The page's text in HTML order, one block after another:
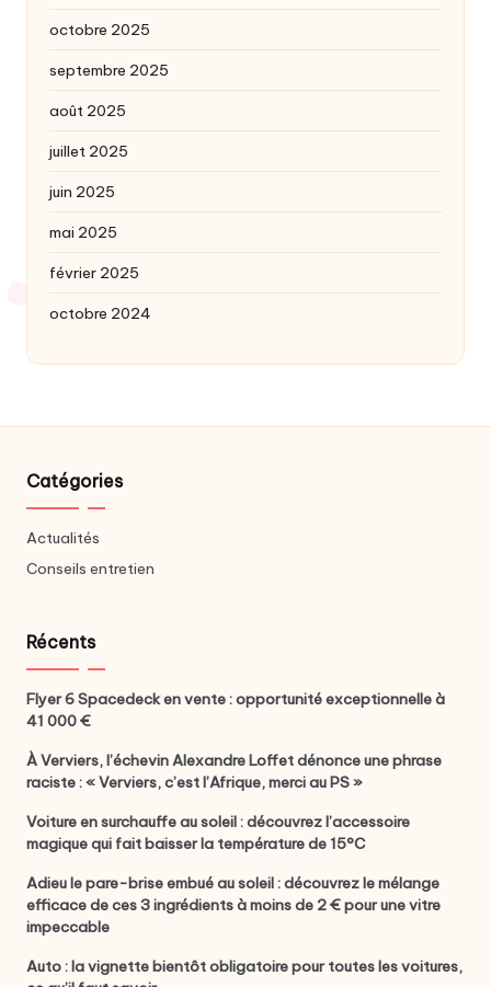
octobre 2025
septembre 2025
août 2025
juillet 2025
juin 2025
mai 2025
février 2025
octobre 2024
Catégories
Actualités
Conseils entretien
Récents
Flyer 6 Spacedeck en vente : opportunité exceptionnelle à
41 000 €
À Verviers, l’échevin Alexandre Loffet dénonce une phrase
raciste : « Verviers, c’est l’Afrique, merci au PS »
Voiture en surchauffe au soleil : découvrez l’accessoire
magique qui fait baisser la température de 15°C
Adieu le pare-brise embué au soleil : découvrez le mélange
efficace de ces 3 ingrédients à moins de 2 € pour une vitre
impeccable
Auto : la vignette bientôt obligatoire pour toutes les voitures,